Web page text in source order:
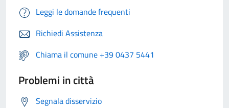
Leggi le domande frequenti
Richiedi Assistenza
Chiama il comune +39 0437 5441
Problemi in città
Segnala disservizio